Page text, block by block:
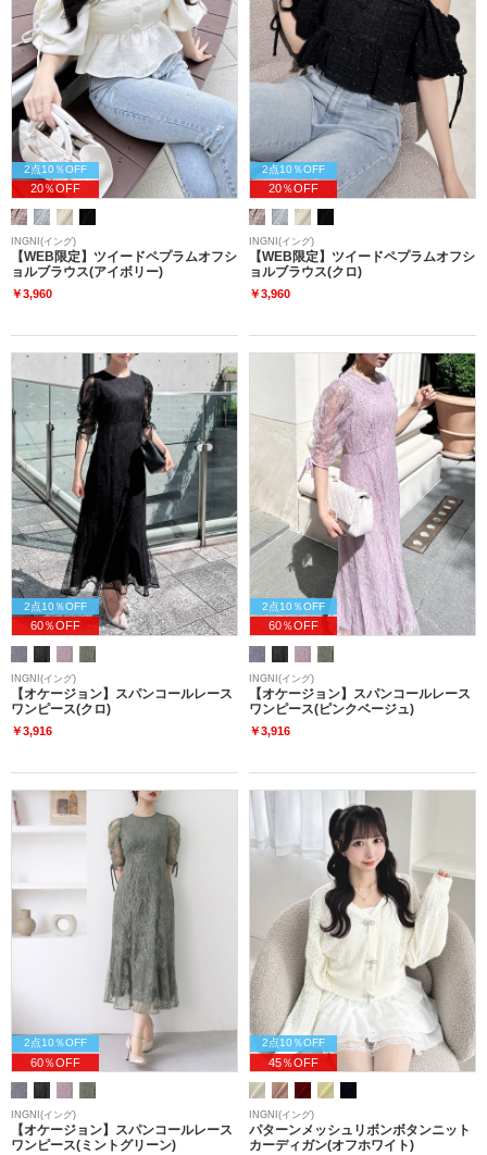
2点10％OFF
20％OFF
INGNI(イング)
【WEB限定】ツイードペプラムオフシ
ョルブラウス(アイボリー)
￥3,960
2点10％OFF
20％OFF
INGNI(イング)
【WEB限定】ツイードペプラムオフシ
ョルブラウス(クロ)
￥3,960
2点10％OFF
60％OFF
INGNI(イング)
【オケージョン】スパンコールレース
ワンピース(クロ)
￥3,916
2点10％OFF
60％OFF
INGNI(イング)
【オケージョン】スパンコールレース
ワンピース(ピンクベージュ)
￥3,916
2点10％OFF
60％OFF
INGNI(イング)
【オケージョン】スパンコールレース
ワンピース(ミントグリーン)
2点10％OFF
45％OFF
INGNI(イング)
パターンメッシュリボンボタンニット
カーディガン(オフホワイト)